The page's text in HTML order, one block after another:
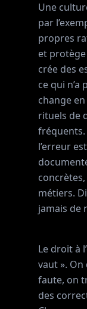
Une
par
propres
et
crée des
ce qui n’a
change
rituels de
fréquents.
l’erreur
concrètes,
métiers.
jamais de
Le droit à
vaut ».
faute, on
des